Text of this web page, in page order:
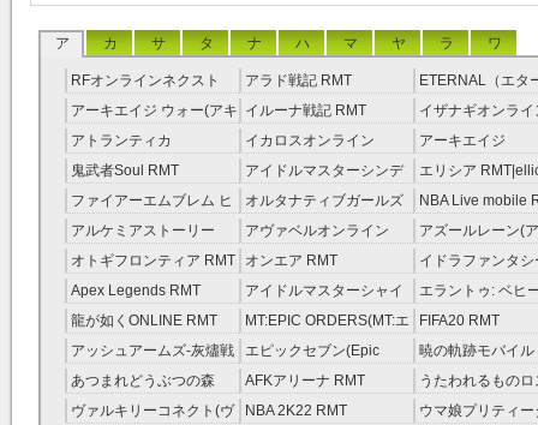
ア カ サ タ ナ ハ マ ヤ ラ ワ
RFオンラインネクスト
RMT
アラド戦記 RMT
ETERNAL（エタ
RMT
アーキエイジ ウォー(アキ
ウオ) RMT
イルーナ戦記 RMT
イザナギオンライ
アトランティカ
RMT|Atlantica RMT
イカロスオンライン
RMT（予約制）
アーキエイジ
RMT|ArcheAge
約制）
鬼武者Soul RMT
アイドルマスターシンデ
レラガールズ(モバマス)
RMT
エリシア
RMT
ファイアーエムブレム ヒ
ーローズ(FEヒーローズ)
RMT
オルタナティブガールズ
RMT
NBA Live mobile
アルケミアストーリー
（アルスト） RMT
アヴァベルオンライン
RMT
アズールレーン(
RMT
オトギフロンティア RMT オンエア RMT
イドラファンタシ
ーサーガ RMT
Apex Legends RMT
アイドルマスターシャイ
ニーカラーズ(シャニマス)
RMT
エラントゥ: ベヒ
ピリット RMT
龍が如くONLINE RMT
MT:EPIC ORDERS(MT:エ
ピック・オーダーズ)
RMT
FIFA20 RMT
アッシュアームズ‐灰燼戦
線 RMT
エピックセブン(Epic
Seven) RMT
暁の軌跡モバイル
伝説 ） RMT
あつまれどうぶつの森
RMT
AFKアリーナ RMT
うたわれるもの
ラグ(ロスフラ)
ヴァルキリーコネクト(ヴ
NBA 2K22 RMT
ウマ娘プリティー